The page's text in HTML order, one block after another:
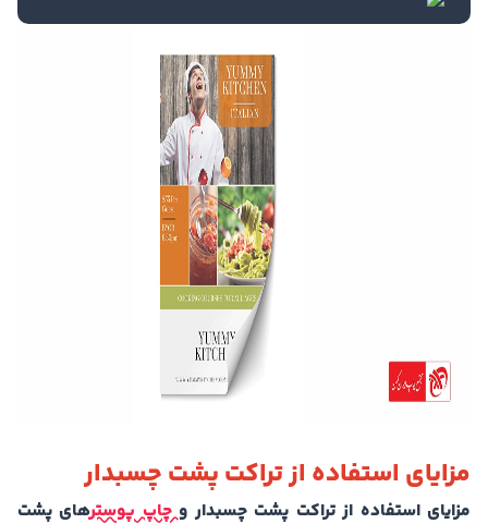
مزایای استفاده از تراکت پشت چسبدار
مزایای استفاده از تراکت پشت چسبدار وچاپ پوسترهای پشت